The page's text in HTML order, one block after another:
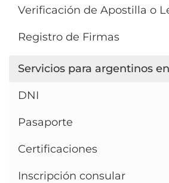
Verificación de Apostilla o
Registro de Firmas
Servicios para argentinos
DNI
Pasaporte
Certificaciones
Inscripción consular